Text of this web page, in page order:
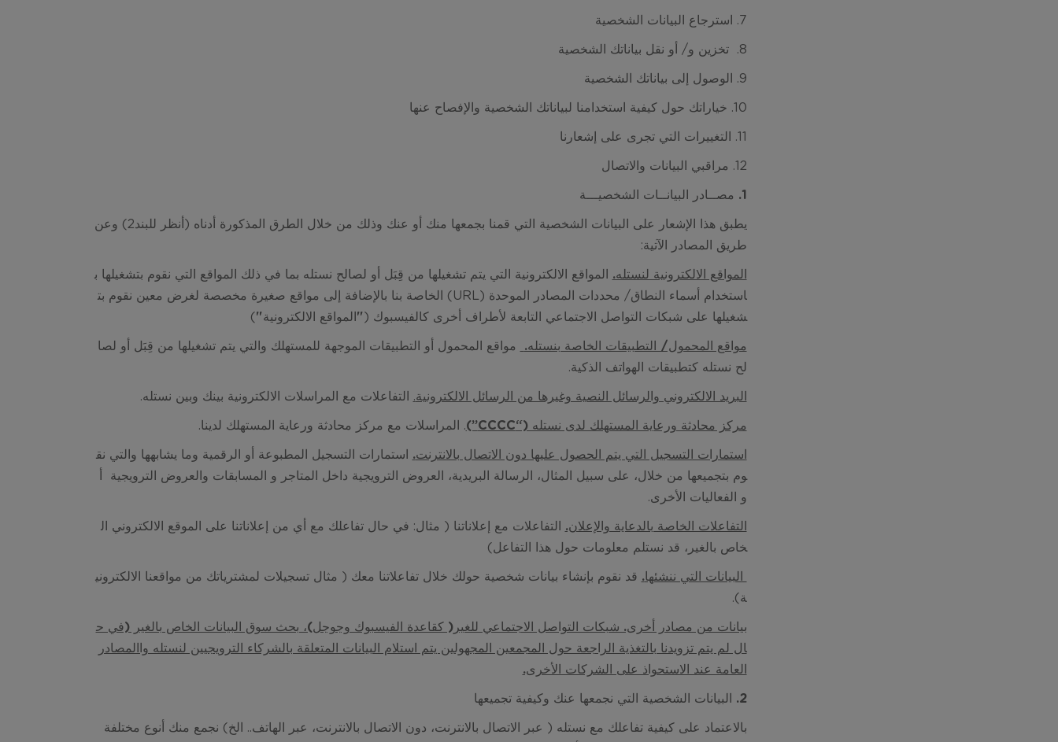
7. استرجاع البيانات الشخصية
8. تخزين و/ أو نقل بياناتك الشخصية
9. الوصول إلى بياناتك الشخصية
10. خياراتك حول كيفية استخدامنا لبياناتك الشخصية والإفصاح عنها
11. التغييرات التي تجرى على إشعارنا
12. مراقبي البيانات والاتصال
1. مصــادر البيانــات الشخصيـــة
يطبق هذا الإشعار على البيانات الشخصية التي قمنا بجمعها منك أو عنك وذلك من خلال الطرق المذكورة أدناه (أنظر للبند2) وعن
طريق المصادر الآتية:
المواقع الالكترونية لنستله. المواقع الالكترونية التي يتم تشغيلها من قِبَل أو لصالح نستله بما في ذلك المواقع التي نقوم بتشغيلها ب
استخدام أسماء النطاق/ محددات المصادر الموحدة (URL) الخاصة بنا بالإضافة إلى مواقع صغيرة مخصصة لغرض معين نقوم بت
شغيلها على شبكات التواصل الاجتماعي التابعة لأطراف أخرى كالفيسبوك ( " المواقع الالكترونية"
)
مواقع المحمول/ التطبيقات الخاصة بنستله.
مواقع المحمول أو التطبيقات الموجهة للمستهلك والتي يتم تشغيلها من قِبَل أو لصا
لح نستله كتطبيقات الهواتف الذكية.
البريد الالكتروني والرسائل النصية وغيرها من الرسائل الالكترونية. التفاعلات مع المراسلات الالكترونية بينك وبين نستله.
مركز محادثة ورعاية المستهلك لدى نستله (“CCCC ”)
. المراسلات مع مركز محادثة ورعاية المستهلك لدينا.
استمارات التسجيل التي يتم الحصول عليها دون الاتصال بالانترنت. استمارات التسجيل المطبوعة أو الرقمية وما يشابهها والتي نق
وم بتجميعها من خلال، على سبيل المثال، الرسالة البريدية، العروض الترويجية داخل المتاجر و المسابقات والعروض الترويجية أ
و الفعاليات الأخرى.
التفاعلات الخاصة بالدعاية والإعلان. التفاعلات مع إعلاناتنا ( مثال: في حال تفاعلك مع أي من إعلاناتنا على الموقع الالكتروني ال
خاص بالغير، قد نستلم معلومات حول هذا التفاعل)
البيانات التي ننشئها. قد نقوم بإنشاء بيانات شخصية حولك خلال تفاعلاتنا معك ( مثال تسجيلات لمشترياتك من مواقعنا الالكتروني
ة).
بيانات من مصادر أخرى. شبكات التواصل الاجتماعي للغير( كقاعدة الفيسبوك وجوجل)، بحث سوق البيانات الخاص بالغير (في ح
ال لم يتم تزويدنا بالتغذية الراجعة حول المجمعين المجهولين يتم استلام البيانات المتعلقة بالشركاء الترويجيين لنستله واالمصادر
العامة عند الاستحواذ على الشركات الأخرى.
2. البيانات الشخصية التي نجمعها عنك وكيفية تجميعها
بالاعتماد على كيفية تفاعلك مع نستله ( عبر الاتصال بالانترنت، دون الاتصال بالانترنت، عبر الهاتف.. الخ) نجمع منك أنوع مختلفة